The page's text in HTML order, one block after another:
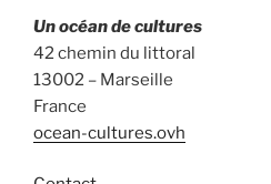
Un océan de cultures
42 chemin du littoral
13002 – Marseille
France
ocean-cultures.ovh